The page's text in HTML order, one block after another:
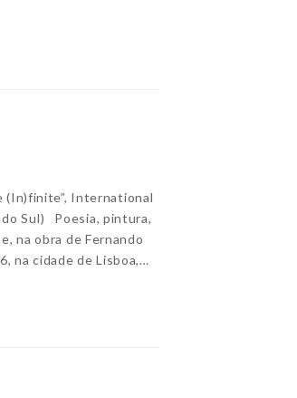
(In)finite”, International
do Sul) Poesia, pintura,
na obra de Fernando
na cidade de Lisboa,…